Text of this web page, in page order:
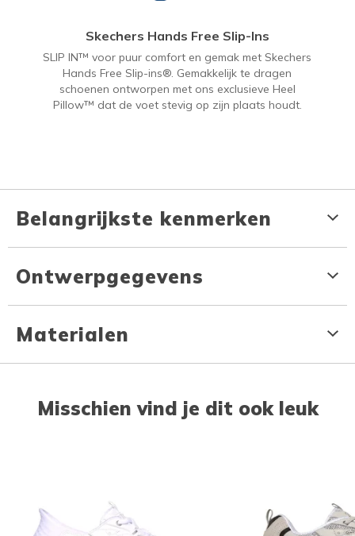
Skechers Hands Free Slip-Ins
SLIP IN™ voor puur comfort en gemak met Skechers
Hands Free Slip-ins®. Gemakkelijk te dragen
schoenen ontworpen met ons exclusieve Heel
Pillow™ dat de voet stevig op zijn plaats houdt.
Belangrijkste kenmerken
Ontwerpgegevens
Materialen
Misschien vind je dit ook leuk